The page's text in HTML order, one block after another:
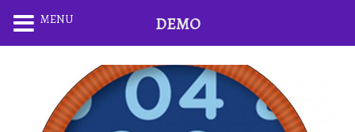
MENU DEMO